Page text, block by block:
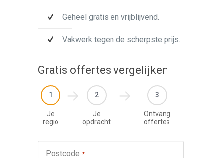
Geheel gratis en vrijblijvend.
Vakwerk tegen de scherpste prijs.
Gratis offertes vergelijken
1
Je
regio
2
Je
opdracht
3
Ontvang
offertes
Postcode *